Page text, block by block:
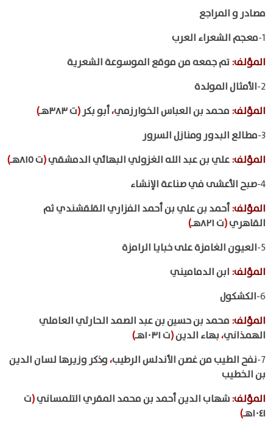
مصادر و المراجع
1- معجم الشعراء العرب
المؤلف:تم جمعه من موقع الموسوعة الشعرية
2- الأمثال المولدة
المؤلف: محمد بن العباس الخوارزمي،أبو بكر(ت ٣٨٣هـ
)
3- مطالع البدور ومنازل السرور
المؤلف:علي بن عبد الله الغزولي البهائي الدمشقي(ت ٨١٥هـ
)
4- صبح الأعشى في صناعة الإنشاء
المؤلف:أحمد بن علي بن أحمد الفزاري القلقشندي ثم
القاهري(ت ٨٢١هـ
)
5- العيون الغامزة على خبايا الرامزة
المؤلف: ابن الدماميني
6- الكشكول
المؤلف: محمد بن حسين بن عبد الصمد الحارثي العاملي
الهمذاني،بهاء الدين(ت ١٠٣١هـ
)
7- نفح الطيب من غصن الأندلس الرطيب،وذكر وزيرها لسان الدين
بن الخطيب
المؤلف:شهاب الدين أحمد بن محمد المقري التلمساني(ت
١٠٤١هـ
)